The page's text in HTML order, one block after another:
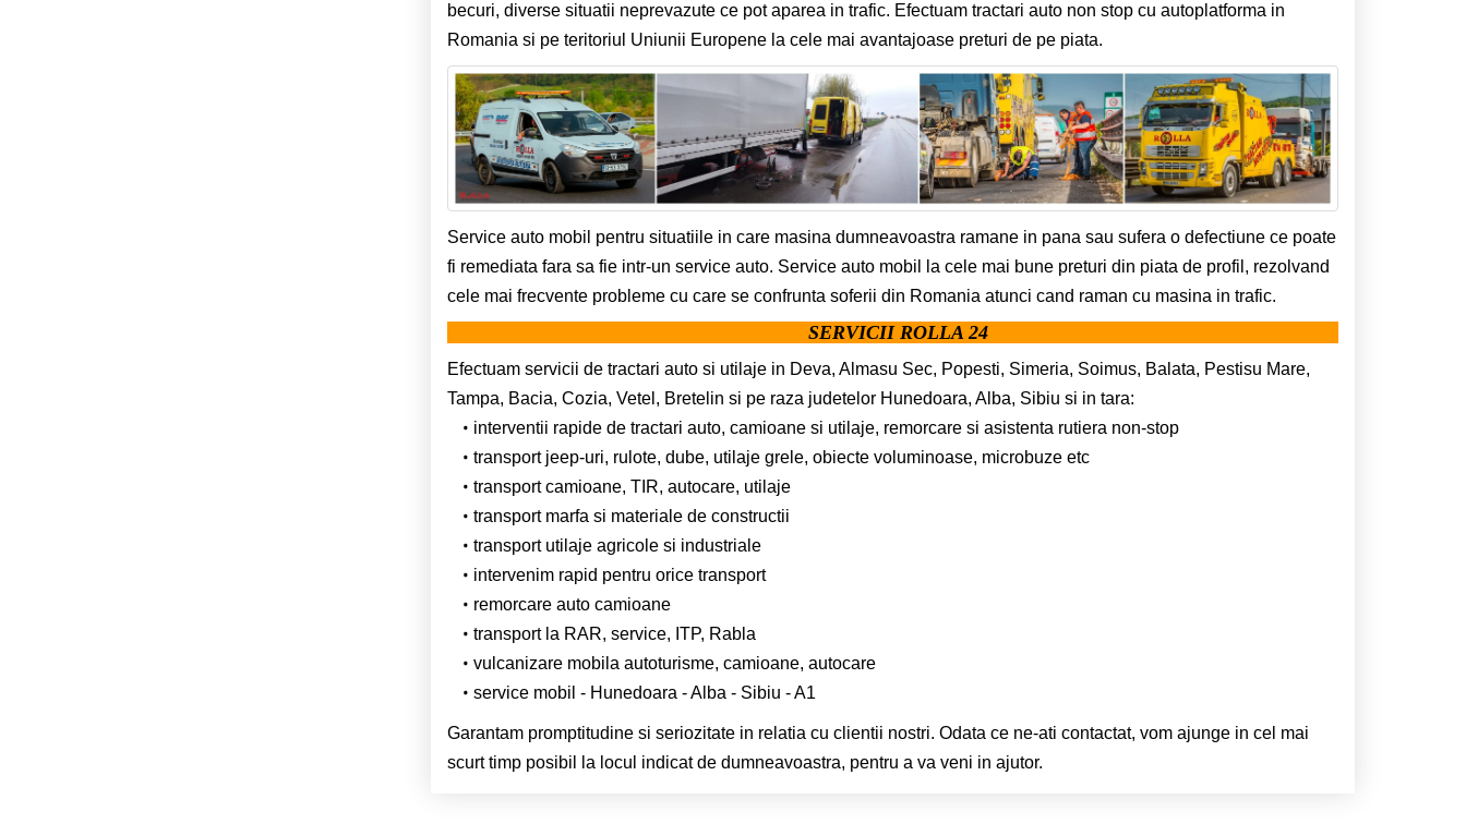
becuri, diverse situatii neprevazute ce pot aparea in trafic. Efectuam tractari auto non stop cu autoplatforma in
Romania si pe teritoriul Uniunii Europene la cele mai avantajoase preturi de pe piata.
Service auto mobil pentru situatiile in care masina dumneavoastra ramane in pana sau sufera o defectiune ce poate
fi remediata fara sa fie intr-un service auto. Service auto mobil la cele mai bune preturi din piata de profil, rezolvand
cele mai frecvente probleme cu care se confrunta soferii din Romania atunci cand raman cu masina in trafic.
SERVICII ROLLA 24
Efectuam servicii de tractari auto si utilaje in Deva, Almasu Sec, Popesti, Simeria, Soimus, Balata, Pestisu Mare,
Tampa, Bacia, Cozia, Vetel, Bretelin si pe raza judetelor Hunedoara, Alba, Sibiu si in tara:
interventii rapide de tractari auto, camioane si utilaje, remorcare si asistenta rutiera non-stop
transport jeep-uri, rulote, dube, utilaje grele, obiecte voluminoase, microbuze etc
transport camioane, TIR, autocare, utilaje
transport marfa si materiale de constructii
transport utilaje agricole si industriale
intervenim rapid pentru orice transport
remorcare auto camioane
transport la RAR, service, ITP, Rabla
vulcanizare mobila autoturisme, camioane, autocare
service mobil - Hunedoara - Alba - Sibiu - A1
Garantam promptitudine si seriozitate in relatia cu clientii nostri. Odata ce ne-ati contactat, vom ajunge in cel mai
scurt timp posibil la locul indicat de dumneavoastra, pentru a va veni in ajutor.